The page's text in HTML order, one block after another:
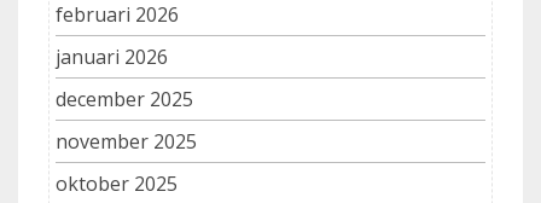
februari 2026
januari 2026
december 2025
november 2025
oktober 2025